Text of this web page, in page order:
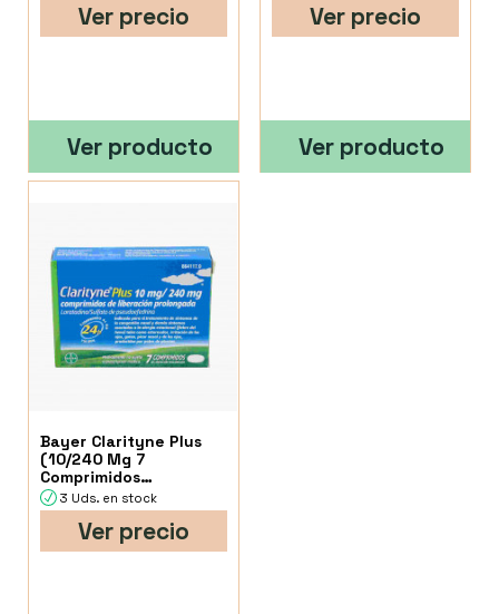
Ver precio
Ver producto
Ver precio
Ver producto
Bayer Clarityne Plus
(10/240 Mg 7
Comprimidos
Liberacion Prolongada)
3 Uds. en stock
Ver precio